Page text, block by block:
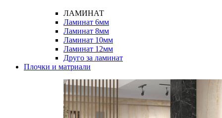
ЛАМИНАТ
Ламинат 6мм
Ламинат 8мм
Ламинат 10мм
Ламинат 12мм
Друго за ламинат
Плочки и матриали